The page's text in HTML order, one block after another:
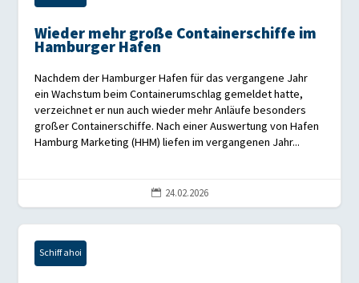
Wieder mehr große Containerschiffe im
Hamburger Hafen
Nachdem der Hamburger Hafen für das vergangene Jahr
ein Wachstum beim Containerumschlag gemeldet hatte,
verzeichnet er nun auch wieder mehr Anläufe besonders
großer Containerschiffe. Nach einer Auswertung von Hafen
Hamburg Marketing (HHM) liefen im vergangenen Jahr...
 24.02.2026
Schiff ahoi